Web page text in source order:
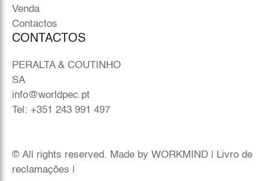
Venda
Contactos
CONTACTOS
PERALTA & COUTINHO
SA
info@worldpec.pt
Tel: +351 243 991 497
© All rights reserved. Made by WORKMIND
Livro de
reclamações